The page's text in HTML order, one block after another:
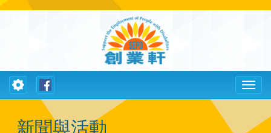
Toggle
Toggle
navigation
新聞與活動